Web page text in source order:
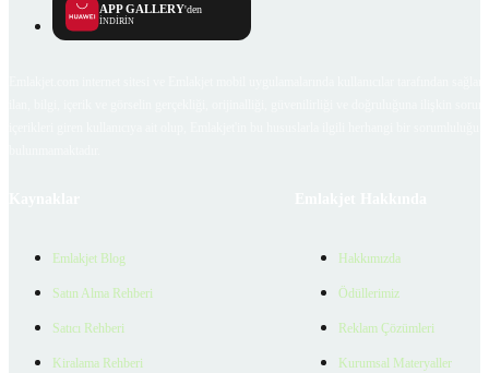
APP GALLERY'den
İNDİRİN
Emlakjet Blog
Satın Alma Rehberi
Satıcı Rehberi
Kiralama Rehberi
Hakkımızda
Ödüllerimiz
Reklam Çözümleri
Kurumsal Materyaller